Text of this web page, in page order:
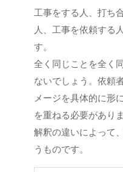
工事をする人、打ち
人、工事を依頼する
す。
全く同じことを全く
ないでしょう。依頼
メージを具体的に形
を重ねる必要があり
解釈の違いによって
うものです。